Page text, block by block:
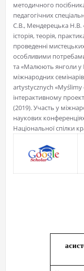
методичного
педагогічних
С.В., Мендерецька Н.В.
історія, теорія,
проведенні
особливими
та «Малюють янголи у
міжнародних
artystycznych «Myślimy
інтерактивному
(2019). Участь у
наукових
Національної спілки